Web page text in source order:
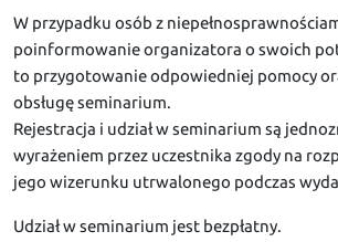
W przypadku osób z
poinformowanie organizatora o swoich
to przygotowanie odpowiedniej pomocy
obsługę seminarium.
Rejestracja i udział w seminarium są
wyrażeniem przez uczestnika zgody na
jego wizerunku utrwalonego podczas
Udział w seminarium jest bezpłatny.